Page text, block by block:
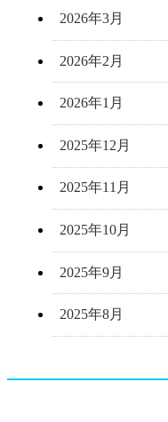
2026年3月
2026年2月
2026年1月
2025年12月
2025年11月
2025年10月
2025年9月
2025年8月